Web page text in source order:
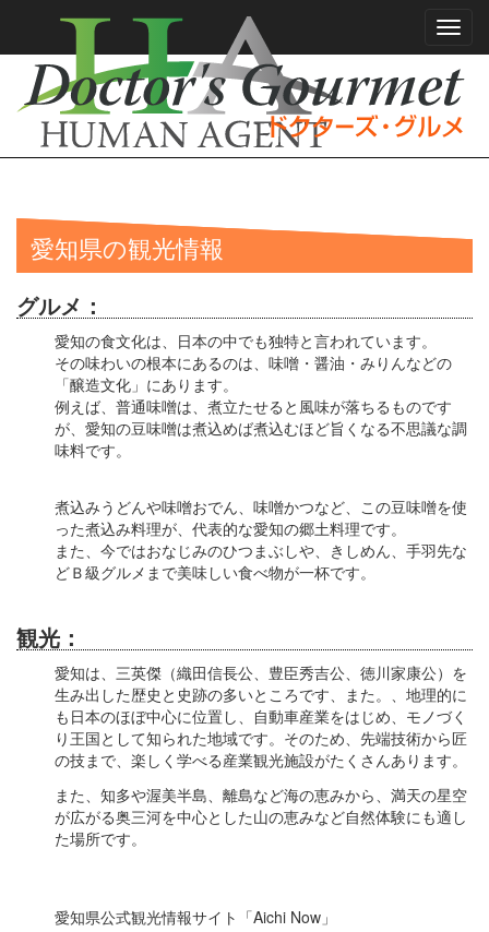
愛知県の観光情報
グルメ：
愛知の食文化は、日本の中でも独特と言われています。
その味わいの根本にあるのは、味噌・醤油・みりんなどの
「醸造文化」にあります。
例えば、普通味噌は、煮立たせると風味が落ちるものです
が、愛知の豆味噌は煮込めば煮込むほど旨くなる不思議な調
味料です。
煮込みうどんや味噌おでん、味噌かつなど、この豆味噌を使
った煮込み料理が、代表的な愛知の郷土料理です。
また、今ではおなじみのひつまぶしや、きしめん、手羽先な
どＢ級グルメまで美味しい食べ物が一杯です。
観光：
愛知は、三英傑（織田信長公、豊臣秀吉公、徳川家康公）を
生み出した歴史と史跡の多いところです、また。、地理的に
も日本のほぼ中心に位置し、自動車産業をはじめ、モノづく
り王国として知られた地域です。そのため、先端技術から匠
の技まで、楽しく学べる産業観光施設がたくさんあります。
また、知多や渥美半島、離島など海の恵みから、満天の星空
が広がる奥三河を中心とした山の恵みなど自然体験にも適し
た場所です。
愛知県公式観光情報サイト「Aichi Now」